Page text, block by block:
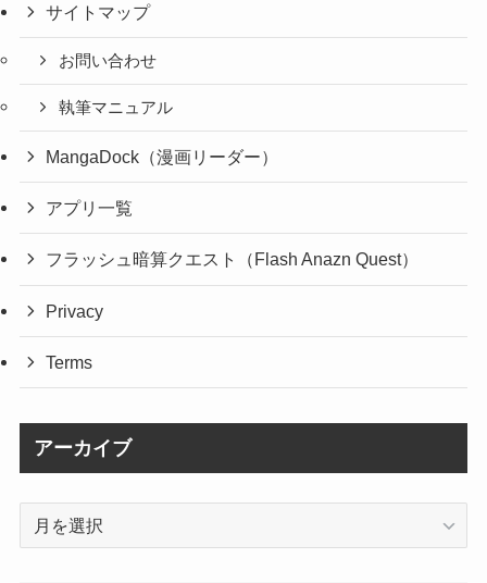
サイトマップ
お問い合わせ
執筆マニュアル
MangaDock（漫画リーダー）
アプリ一覧
フラッシュ暗算クエスト（Flash Anazn Quest）
Privacy
Terms
アーカイブ